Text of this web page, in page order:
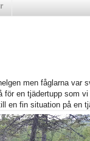
men fåglarna var
för en tjädertupp som
en fin situation på en